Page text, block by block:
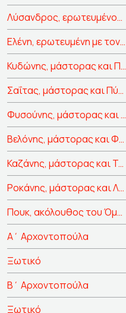
Λύσανδρος, ερωτευμένος με την Ερμία
Ελένη, ερωτευμένη με τον Δημήτριο
Κυδώνης, μάστορας και Πρόλογος
Σαΐτας, μάστορας και Πύραμος
Φυσούνης, μάστορας και Θίσβη
Βελόνης, μάστορας και Φεγγάρι
Καζάνης, μάστορας και Τοίχος
Ροκάνης, μάστορας και Λιοντάρι
Πουκ, ακόλουθος του Όμπερον
Α΄ Αρχοντοπούλα
Ξωτικό
Β΄ Αρχοντοπούλα
Ξωτικό